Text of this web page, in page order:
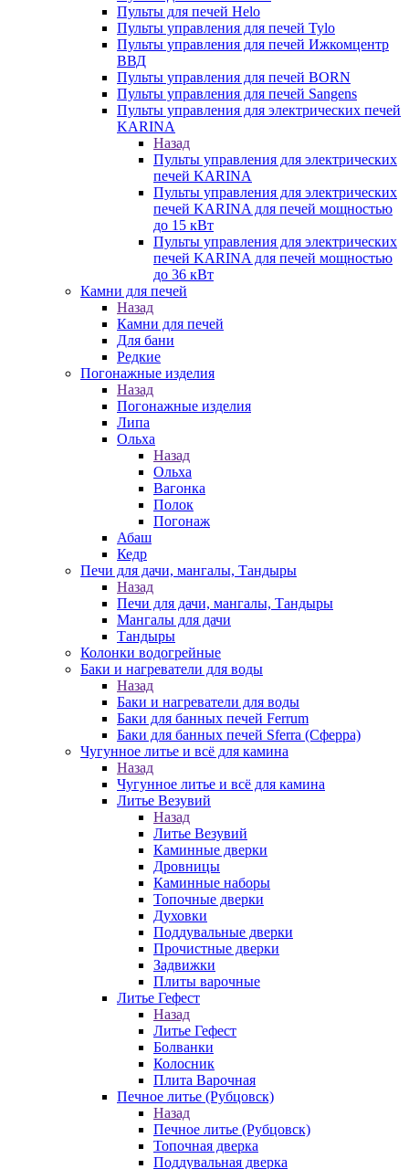
Пульты для печей Helo
Пульты управления для печей Tylo
Пульты управления для печей Ижкомцентр
ВВД
Пульты управления для печей BORN
Пульты управления для печей Sangens
Пульты управления для электрических печей
KARINA
Назад
Пульты управления для электрических
печей KARINA
Пульты управления для электрических
печей KARINA для печей мощностью
до 15 кВт
Пульты управления для электрических
печей KARINA для печей мощностью
до 36 кВт
Камни для печей
Назад
Камни для печей
Для бани
Редкие
Погонажные изделия
Назад
Погонажные изделия
Липа
Ольха
Назад
Ольха
Вагонка
Полок
Погонаж
Абаш
Кедр
Печи для дачи, мангалы, Тандыры
Назад
Печи для дачи, мангалы, Тандыры
Мангалы для дачи
Тандыры
Колонки водогрейные
Баки и нагреватели для воды
Назад
Баки и нагреватели для воды
Баки для банных печей Ferrum
Баки для банных печей Sferra (Сферра)
Чугунное литье и всё для камина
Назад
Чугунное литье и всё для камина
Литье Везувий
Назад
Литье Везувий
Каминные дверки
Дровницы
Каминные наборы
Топочные дверки
Духовки
Поддувальные дверки
Прочистные дверки
Задвижки
Плиты варочные
Литье Гефест
Назад
Литье Гефест
Болванки
Колосник
Плита Варочная
Печное литье (Рубцовск)
Назад
Печное литье (Рубцовск)
Топочная дверка
Поддувальная дверка